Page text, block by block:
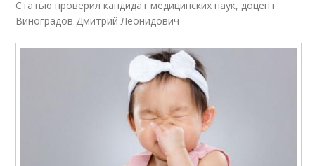
Статью проверил кандидат медицинских наук, доцент
Виноградов Дмитрий Леонидович